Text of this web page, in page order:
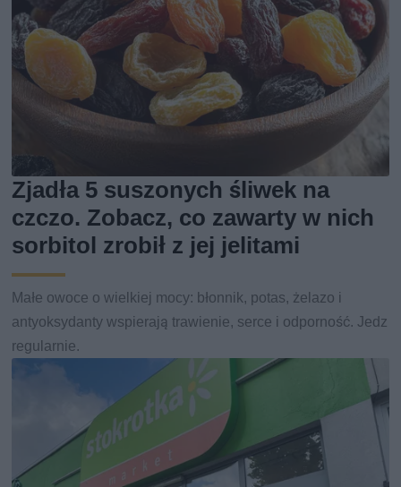
Zjadła 5 suszonych śliwek na
czczo. Zobacz, co zawarty w nich
sorbitol zrobił z jej jelitami
Małe owoce o wielkiej mocy: błonnik, potas, żelazo i
antyoksydanty wspierają trawienie, serce i odporność. Jedz
regularnie.